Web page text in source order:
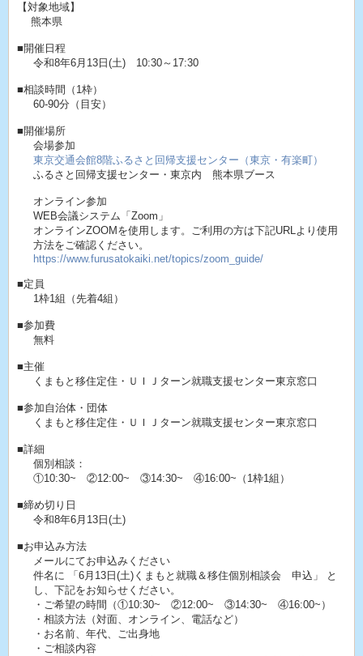
【対象地域】
熊本県
■開催日程
令和8年6月13日(土) 10:30～17:30
■相談時間（1枠）
60-90分（目安）
■開催場所
会場参加
東京交通会館8階ふるさと回帰支援センター（東京・有楽町）
ふるさと回帰支援センター・東京内 熊本県ブース
オンライン参加
WEB会議システム「Zoom」
オンラインZOOMを使用します。ご利用の方は下記URLより使用
方法をご確認ください。
https://www.furusatokaiki.net/topics/zoom_guide/
■定員
1枠1組（先着4組）
■参加費
無料
■主催
くまもと移住定住・ＵＩＪターン就職支援センター東京窓口
■参加自治体・団体
くまもと移住定住・ＵＩＪターン就職支援センター東京窓口
■詳細
個別相談：
①10:30~ ②12:00~ ③14:30~ ④16:00~（1枠1組）
■締め切り日
令和8年6月13日(土)
■お申込み方法
メールにてお申込みください
件名に 「6月13日(土)くまもと就職＆移住個別相談会 申込」 と
し、下記をお知らせください。
・ご希望の時間（①10:30~ ②12:00~ ③14:30~ ④16:00~）
・相談方法（対面、オンライン、電話など）
・お名前、年代、ご出身地
・ご相談内容